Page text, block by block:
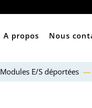
A propos Nous
Modules E/S déportées